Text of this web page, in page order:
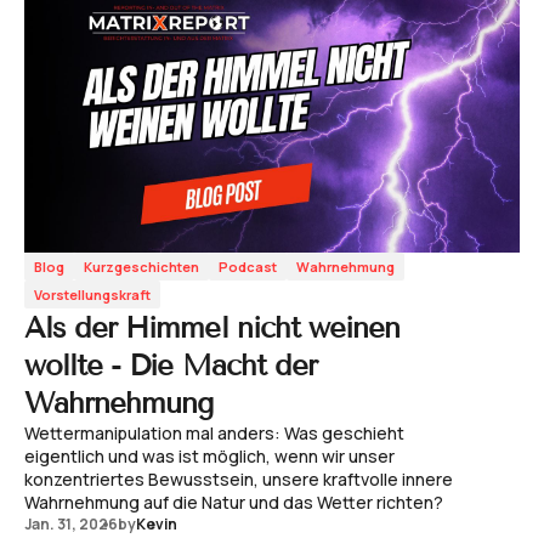
Blog Kurzgeschichten Podcast
Wahrnehmung
Vorstellungskraft
Als der Himmel nicht weinen
wollte - Die Macht der
Wahrnehmung
Wettermanipulation mal anders: Was geschieht
eigentlich und was ist möglich, wenn wir unser
konzentriertes Bewusstsein, unsere kraftvolle innere
Wahrnehmung auf die Natur und das Wetter richten?
Jan. 31, 2026byKevin